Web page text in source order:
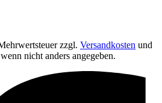
zzgl. Versandkosten und
nicht anders angegeben.